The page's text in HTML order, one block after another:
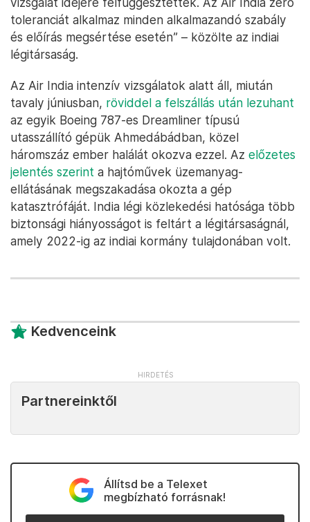
toleranciát alkalmaz minden alkalmazandó szabály
és előírás megsértése esetén” – közölte az indiai
légitársaság.
Az Air India intenzív vizsgálatok alatt áll, miután
tavaly júniusban, röviddel a felszállás után lezuhant
az egyik Boeing 787-es Dreamliner típusú
utasszállító gépük Ahmedábádban, közel
háromszáz ember halálát okozva ezzel. Az előzetes
jelentés szerint a hajtóművek üzemanyag-
ellátásának megszakadása okozta a gép
katasztrófáját. India légi közlekedési hatósága több
biztonsági hiányosságot is feltárt a légitársaságnál,
amely 2022-ig az indiai kormány tulajdonában volt.
Kedvenceink
Partnereinktől
Állítsd be a Telexet
megbízható forrásnak!